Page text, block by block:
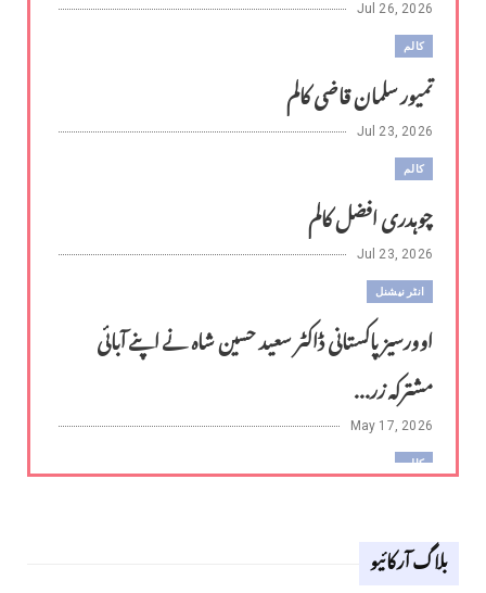
Jul 26, 2026
کالم
تمیور سلمان قاضی کالم
Jul 23, 2026
کالم
چوہدری افضل کالم
Jul 23, 2026
انٹر نیشنل
اوورسیز پاکستانی ڈاکٹر سعید حسین شاہ نے اپنے آبائی
مشترکہ زر...
May 17, 2026
کالم
Apr 18, 2026
بلاگ آرکائیو